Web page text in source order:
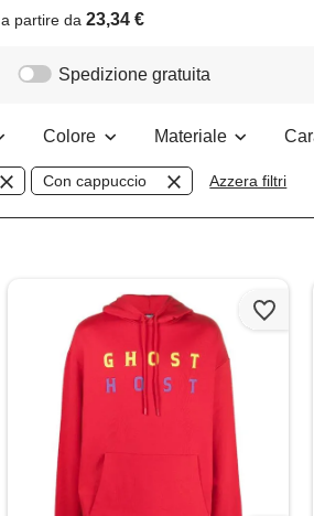
partire da23,34 €
Spedizione gratuita
Colore Materiale
Con cappuccio Azzera filtri